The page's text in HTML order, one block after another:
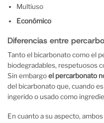
Multiuso
Económico
Diferencias entre
Tanto el bicarbonato como el
biodegradables, respetuosos
Sin embargoel percarbonato
del bicarbonato que, cuando
ingerido o usado como
En cuanto a su aspecto,